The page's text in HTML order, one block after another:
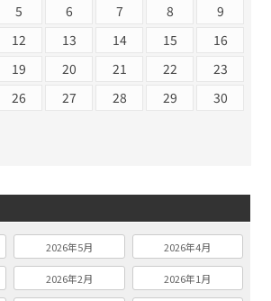
5 6 7 8
9
12 13 14 15
16
19 20 21 22
23
26 27 28 29
30
2026年5月 2026年4月
2026年2月 2026年1月